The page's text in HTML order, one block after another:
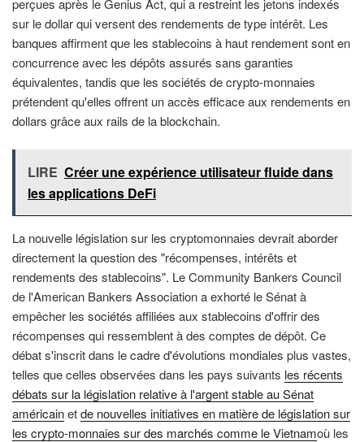
perçues après le Genius Act, qui a restreint les jetons indexés
sur le dollar qui versent des rendements de type intérêt. Les
banques affirment que les stablecoins à haut rendement sont en
concurrence avec les dépôts assurés sans garanties
équivalentes, tandis que les sociétés de crypto-monnaies
prétendent qu'elles offrent un accès efficace aux rendements en
dollars grâce aux rails de la blockchain.
LIRE Créer une expérience utilisateur fluide dans
les applications DeFi
La nouvelle législation sur les cryptomonnaies devrait aborder
directement la question des "récompenses, intérêts et
rendements des stablecoins". Le Community Bankers Council
de l'American Bankers Association a exhorté le Sénat à
empêcher les sociétés affiliées aux stablecoins d'offrir des
récompenses qui ressemblent à des comptes de dépôt. Ce
débat s'inscrit dans le cadre d'évolutions mondiales plus vastes,
telles que celles observées dans les pays suivants les récents
débats sur la législation relative à l'argent stable au Sénat
américainetde nouvelles initiatives en matière de législation sur
les crypto-monnaies sur des marchés comme le Vietnamoù les